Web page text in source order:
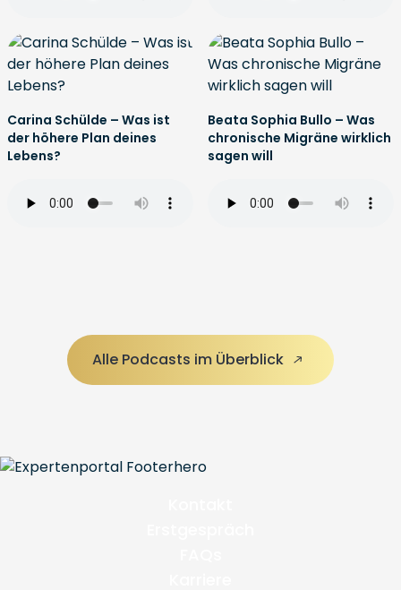
Carina Schülde – Was ist
der höhere Plan deines
Lebens?
Beata Sophia Bullo – Was
chronische Migräne wirklich
sagen will
Alle Podcasts im Überblick